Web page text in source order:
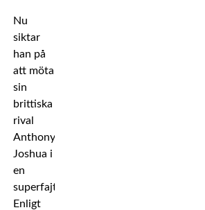
Nu
siktar
han på
att möta
sin
brittiska
rival
Anthony
Joshua i
en
superfajt.
Enligt